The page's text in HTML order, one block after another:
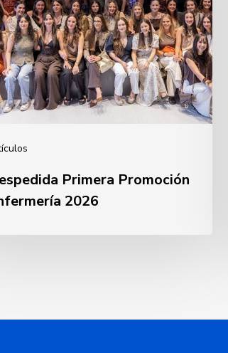
Primera Promoción
2026